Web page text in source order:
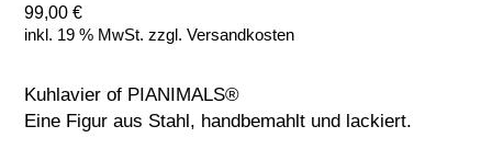
99,00€
inkl. 19 % MwSt. zzgl.Versandkosten
Kuhlavier of PIANIMALS®
Eine Figur aus Stahl, handbemahlt und lackiert.